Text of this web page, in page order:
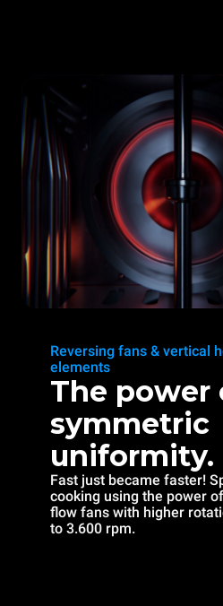
Reversing fans & vertical
elements
The power
symmetric
uniformity.
Fast just became faster!
cooking using the power
flow fans with higher
to 3.600 rpm.